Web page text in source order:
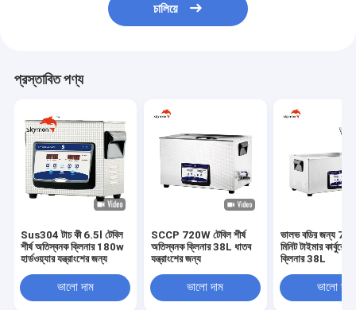
চালিয়ে
প্রস্তাবিত পণ্য
Sus304 টাচ কী 6.5l টেবিল
শীর্ষ অতিস্বনক ক্লিনার 180w
হার্ডওয়্যার যন্ত্রাংশের জন্য
ভালো দাম
SCCP 720W টেবিল শীর্ষ
অতিস্বনক ক্লিনার 38L ধাতব
যন্ত্রাংশের জন্য
ভালো দাম
ভালভ বডির জন্য
মিনিট টাইমার
ক্লিনার 38L
ভালো দাম